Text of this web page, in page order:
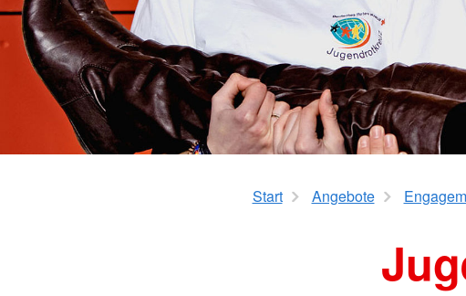
Bereitschaften
Leitungs- und Führungskräfte
Jugendrotkreuz
Wohlfahrts- und Sozialarbeit
Kinder im Mittelpunkt
Familienbildung - Barfuß-
Start Angebote